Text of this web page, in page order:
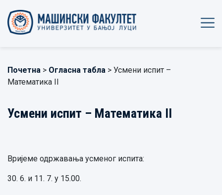
Почетна > Огласна табла > Усмени испит –
Математика II
Усмени испит – Математика II
Вријеме одржавања усменог испита:
30. 6. и 11. 7. у 15.00.